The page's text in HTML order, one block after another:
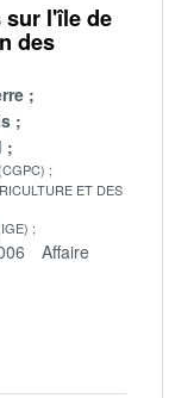
sur l'île de
des
ET DES
Affaire